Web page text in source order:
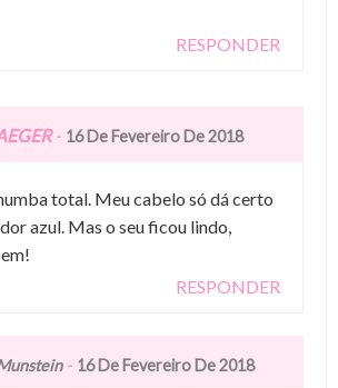
RESPONDER
- 16 De Fevereiro De 2018
total. Meu cabelo só dá certo
azul. Mas o seu ficou lindo,
RESPONDER
- 16 De Fevereiro De 2018